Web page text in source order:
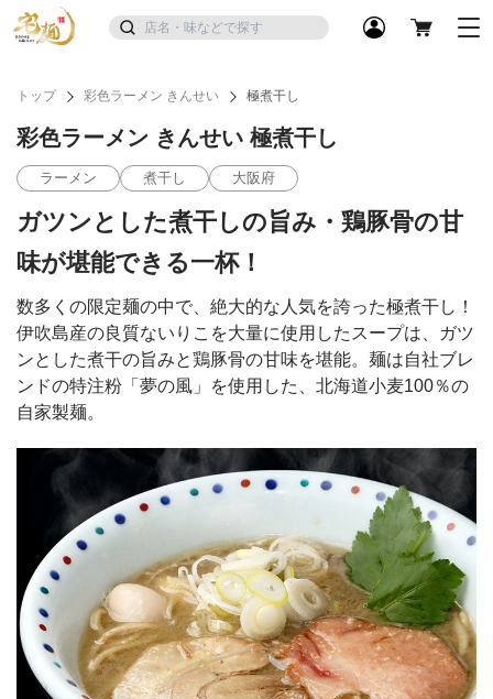
トップ 彩色ラーメン きんせい 極煮干し
彩色ラーメン きんせい 極煮干し
ラーメン 煮干し 大阪府
ガツンとした煮干しの旨み・鶏豚骨の甘
味が堪能できる一杯！
数多くの限定麺の中で、絶大的な人気を誇った極煮干し！
伊吹島産の良質ないりこを大量に使用したスープは、ガツ
ンとした煮干の旨みと鶏豚骨の甘味を堪能。麺は自社ブレ
ンドの特注粉「夢の風」を使用した、北海道小麦100％の
自家製麺。